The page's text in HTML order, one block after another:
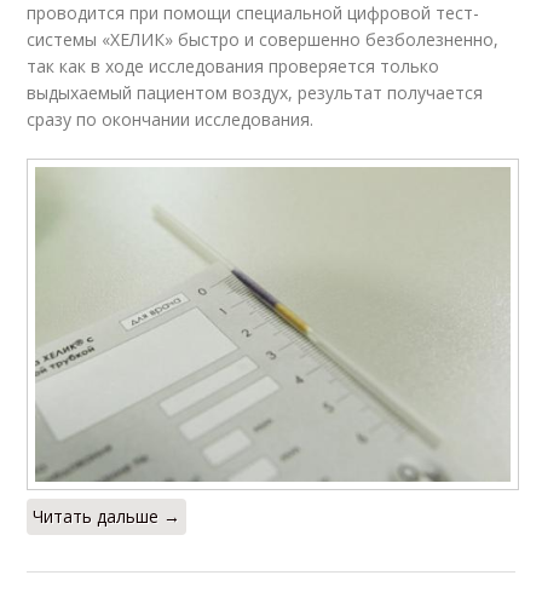
проводится при помощи специальной цифровой тест-
системы «ХЕЛИК» быстро и совершенно безболезненно,
так как в ходе исследования проверяется только
выдыхаемый пациентом воздух, результат получается
сразу по окончании исследования.
Читать дальше →